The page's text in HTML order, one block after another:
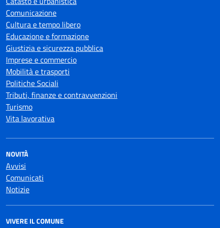
Comunicazione
Cultura e tempo libero
Educazione e formazione
Giustizia e sicurezza pubblica
Imprese e commercio
Mobilità e trasporti
Politiche Sociali
Tributi, finanze e contravvenzioni
Turismo
Vita lavorativa
NOVITÀ
Avvisi
Comunicati
Notizie
VIVERE IL COMUNE